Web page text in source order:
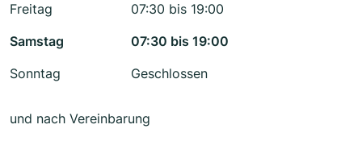
Freitag
07:30 bis 19:00
Samstag
07:30 bis 19:00
Sonntag
Geschlossen
und nach Vereinbarung